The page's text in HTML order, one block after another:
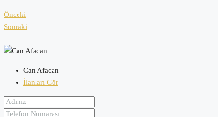
Önceki
Sonraki
Can Afacan
İlanları Gör